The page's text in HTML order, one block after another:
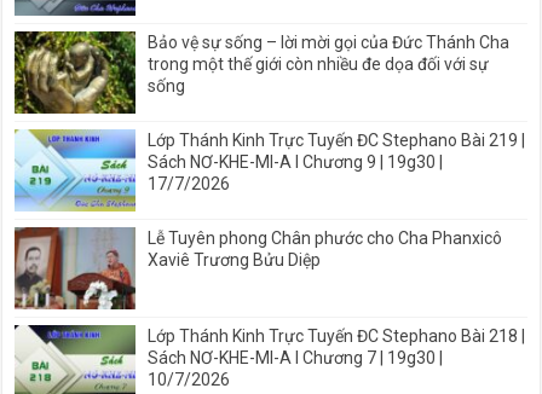
Bảo vệ sự sống – lời mời gọi của Đức Thánh Cha
trong một thế giới còn nhiều đe dọa đối với sự
sống
Lớp Thánh Kinh Trực Tuyến ĐC Stephano Bài 219 |
Sách NƠ-KHE-MI-A I Chương 9 | 19g30 |
17/7/2026
Lễ Tuyên phong Chân phước cho Cha Phanxicô
Xaviê Trương Bửu Diệp
Lớp Thánh Kinh Trực Tuyến ĐC Stephano Bài 218 |
Sách NƠ-KHE-MI-A I Chương 7 | 19g30 |
10/7/2026